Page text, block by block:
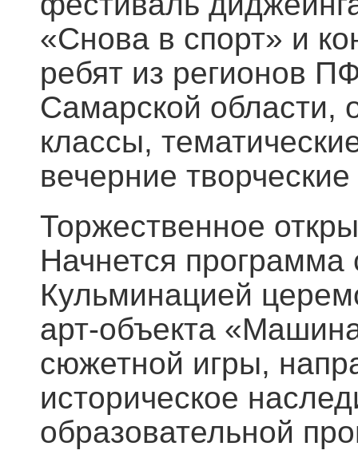
«Снова в спорт» и
ребят из регионов
Самарской области,
классы,
вечерние
Торжественное
Начнется программа
Кульминацией
арт-объекта
сюжетной игры,
историческое
образовательной